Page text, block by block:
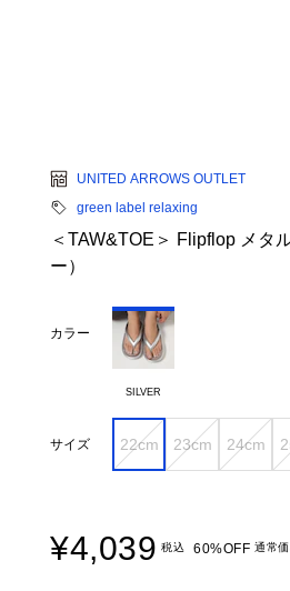
UNITED ARROWS OUTLET
green label relaxing
＜TAW&TOE＞ Flipflop メタ
ー）
カラー
SILVER
サイズ 22cm 23cm 24cm
¥4,039 税込 60%OFF 通常